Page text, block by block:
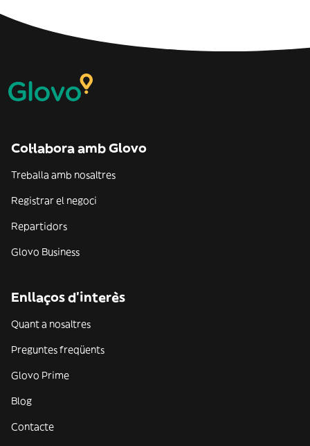
Col·labora amb Glovo
Treballa amb nosaltres
Registrar el negoci
Repartidors
Glovo Business
Enllaços d'interès
Quant a nosaltres
Preguntes freqüents
Glovo Prime
Blog
Contacte